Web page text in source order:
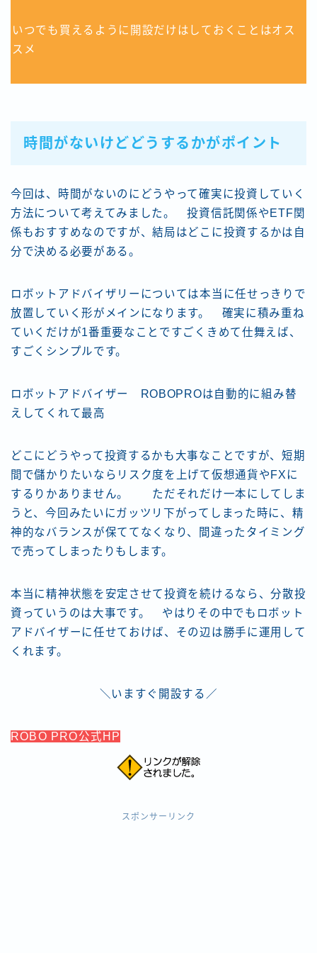
いつでも買えるように開設だけはしておくことはオス
スメ
時間がないけどどうするかがポイント
今回は、時間がないのにどうやって確実に投資していく
方法について考えてみました。 投資信託関係やETF関
係もおすすめなのですが、結局はどこに投資するかは自
分で決める必要がある。
ロボットアドバイザリーについては本当に任せっきりで
放置していく形がメインになります。 確実に積み重ね
ていくだけが1番重要なことですごくきめて仕舞えば、
すごくシンプルです。
ロボットアドバイザー ROBOPROは自動的に組み替
えしてくれて最高
どこにどうやって投資するかも大事なことですが、短期
間で儲かりたいならリスク度を上げて仮想通貨やFXに
するりかありません。 ただそれだけ一本にしてしま
うと、今回みたいにガッツリ下がってしまった時に、精
神的なバランスが保ててなくなり、間違ったタイミング
で売ってしまったりもします。
本当に精神状態を安定させて投資を続けるなら、分散投
資っていうのは大事です。 やはりその中でもロボット
アドバイザーに任せておけば、その辺は勝手に運用して
くれます。
＼いますぐ開設する／
ROBO PRO公式HP
スポンサーリンク